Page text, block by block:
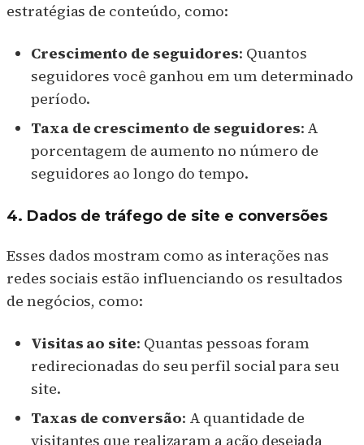
estratégias de conteúdo, como:
Crescimento de seguidores: Quantos
seguidores você ganhou em um determinado
período.
Taxa de crescimento de seguidores: A
porcentagem de aumento no número de
seguidores ao longo do tempo.
4. Dados de tráfego de site e conversões
Esses dados mostram como as interações nas
redes sociais estão influenciando os resultados
de negócios, como:
Visitas ao site: Quantas pessoas foram
redirecionadas do seu perfil social para seu
site.
Taxas de conversão: A quantidade de
visitantes que realizaram a ação desejada